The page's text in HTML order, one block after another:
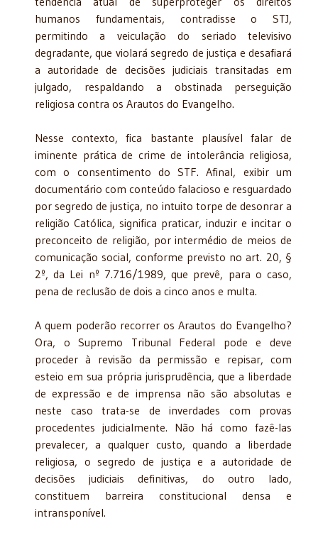
humanos fundamentais, contradisse o STJ,
permitindo a veiculação do seriado televisivo
degradante, que violará segredo de justiça e desafiará
a autoridade de decisões judiciais transitadas em
julgado, respaldando a obstinada perseguição
religiosa contra os Arautos do Evangelho.
Nesse contexto, fica bastante plausível falar de
iminente prática de crime de intolerância religiosa,
com o consentimento do STF. Afinal, exibir um
documentário com conteúdo falacioso e resguardado
por segredo de justiça, no intuito torpe de desonrar a
religião Católica, significa praticar, induzir e incitar o
preconceito de religião, por intermédio de meios de
comunicação social, conforme previsto no art. 20, §
2º, da Lei nº 7.716/1989, que prevê, para o caso,
pena de reclusão de dois a cinco anos e multa.
A quem poderão recorrer os Arautos do Evangelho?
Ora, o Supremo Tribunal Federal pode e deve
proceder à revisão da permissão e repisar, com
esteio em sua própria jurisprudência, que a liberdade
de expressão e de imprensa não são absolutas e
neste caso trata-se de inverdades com provas
procedentes judicialmente. Não há como fazê-las
prevalecer, a qualquer custo, quando a liberdade
religiosa, o segredo de justiça e a autoridade de
decisões judiciais definitivas, do outro lado,
constituem barreira constitucional densa e
intransponível.